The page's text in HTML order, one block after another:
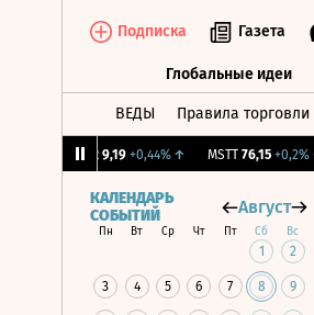
Подписка Газета
Глобальные идеи
ВЕДЫ Правила торговли
9,19 +0,44%↑ MSTT 76,15 +0,2%↑
КАЛЕНДАРЬ
СОБЫТИЙ
Август
Пн Вт Ср Чт Пт Сб Вс
1 2
3 4 5 6 7 8 9